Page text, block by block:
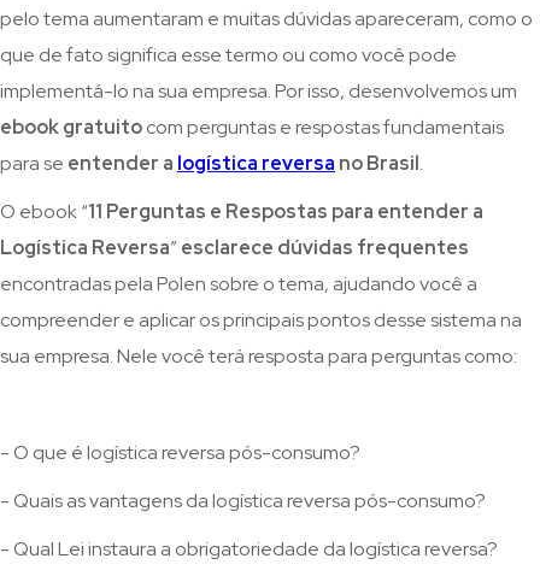
pelo tema aumentaram e muitas dúvidas apareceram, como o
que de fato significa esse termo ou como você pode
implementá-lo na sua empresa. Por isso, desenvolvemos um
ebook gratuitocom perguntas e respostas fundamentais
para se entender a logística reversa no Brasil.
O ebook “11 Perguntas e Respostas para entender a
Logística Reversa”esclarece dúvidas frequentes
encontradas pela Polen sobre o tema, ajudando você a
compreender e aplicar os principais pontos desse sistema na
sua empresa. Nele você terá resposta para perguntas como:
- O que é logística reversa pós-consumo?
- Quais as vantagens da logística reversa pós-consumo?
- Qual Lei instaura a obrigatoriedade da logística reversa?